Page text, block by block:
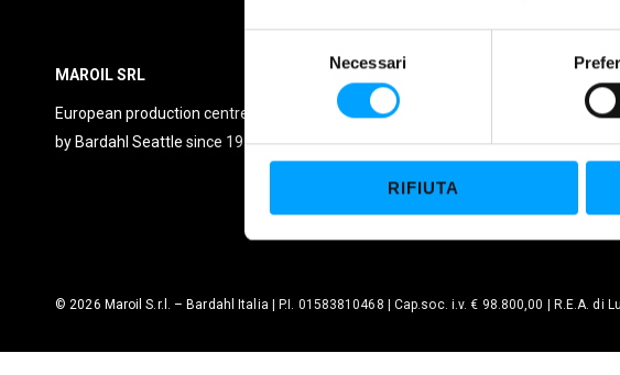
e
z
e
c
Necessari
RIFIUTA
MAROIL SRL
European production centre licensed
by Bardahl Seattle since 1973.
Catalogue
© 2026 Maroil S.r.l. – Bardahl Italia | P.I. 01583810468 | Cap.soc. i.v. € 98.800,00 | R.E.A. di